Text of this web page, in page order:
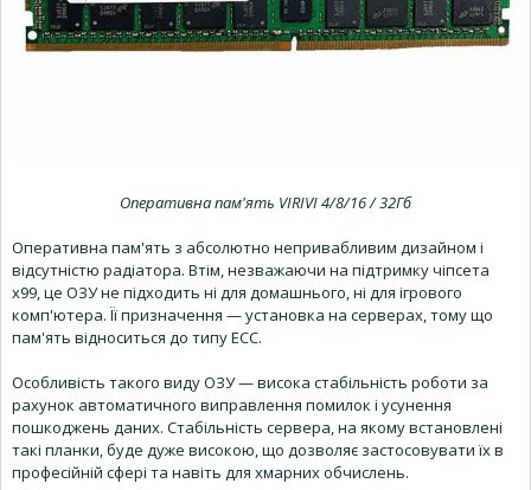
Оперативна пам'ять VIRIVI 4/8/16 / 32Гб
Оперативна пам'ять з абсолютно непривабливим дизайном і
відсутністю радіатора. Втім, незважаючи на підтримку чіпсета
x99, це ОЗУ не підходить ні для домашнього, ні для ігрового
комп'ютера. Її призначення — установка на серверах, тому що
пам'ять відноситься до типу ECC.
Особливість такого виду ОЗУ — висока стабільність роботи за
рахунок автоматичного виправлення помилок і усунення
пошкоджень даних. Стабільність сервера, на якому встановлені
такі планки, буде дуже високою, що дозволяє застосовувати їх в
професійній сфері та навіть для хмарних обчислень.